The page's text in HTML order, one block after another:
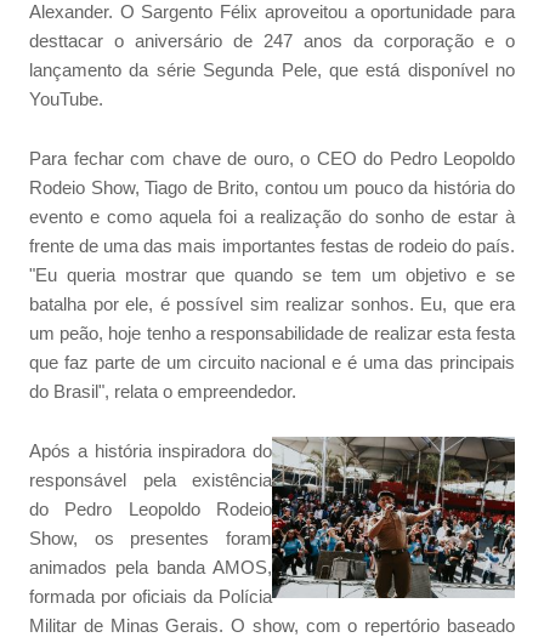
Alexander. O Sargento Félix aproveitou a oportunidade para
desttacar o aniversário de 247 anos da corporação e o
lançamento da série Segunda Pele, que está disponível no
YouTube.
Para fechar com chave de ouro, o CEO do Pedro Leopoldo
Rodeio Show, Tiago de Brito, contou um pouco da história do
evento e como aquela foi a realização do sonho de estar à
frente de uma das mais importantes festas de rodeio do país.
"Eu queria mostrar que quando se tem um objetivo e se
batalha por ele, é possível sim realizar sonhos. Eu, que era
um peão, hoje tenho a responsabilidade de realizar esta festa
que faz parte de um circuito nacional e é uma das principais
do Brasil", relata o empreendedor.
Após a história inspiradora do
responsável pela existência
do Pedro Leopoldo Rodeio
Show, os presentes foram
animados pela banda AMOS,
formada por oficiais da Polícia
Militar de Minas Gerais. O show, com o repertório baseado